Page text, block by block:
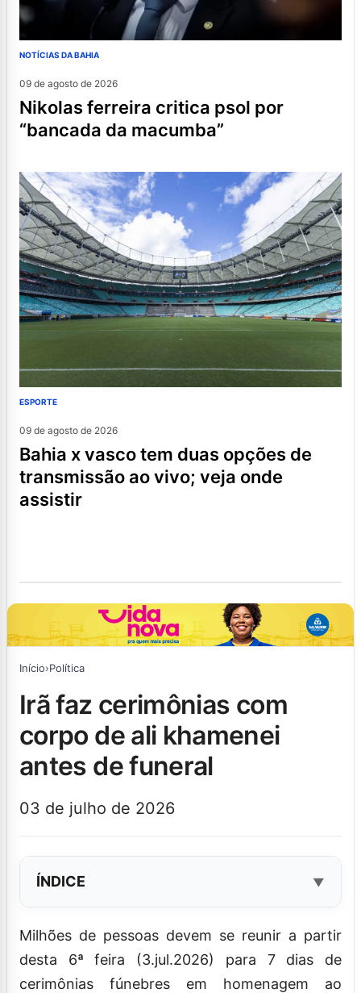
NOTÍCIAS DA BAHIA
09 de agosto de 2026
nikolas ferreira critica psol por
“bancada da macumba”
ESPORTE
09 de agosto de 2026
bahia x vasco tem duas opções de
transmissão ao vivo; veja onde
assistir
Início›Política
irã faz cerimônias com
corpo de ali khamenei
antes de funeral
03 de julho de 2026
ÍNDICE
Milhões de pessoas devem se reunir a partir
desta 6ª feira (3.jul.2026) para 7 dias de
cerimônias fúnebres em homenagem ao